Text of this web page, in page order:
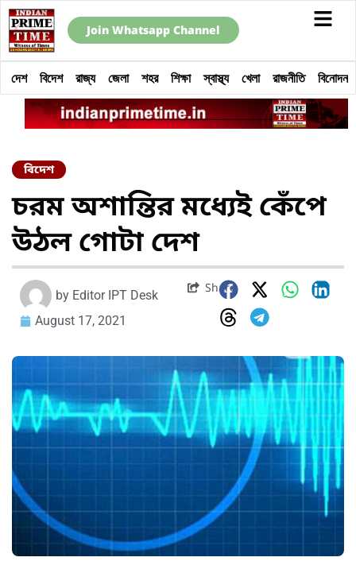
Join Whatsapp Channel
দেশ বিদেশ রাজ্য জেলা শহর শিক্ষা স্বাস্থ্য খেলা রাজনীতি বিনোদন
বিদেশ
চরম অশান্তির মধ্যেই কেঁপে
উঠল গোটা দেশ
by Editor IPT Desk
August 17, 2021
Share